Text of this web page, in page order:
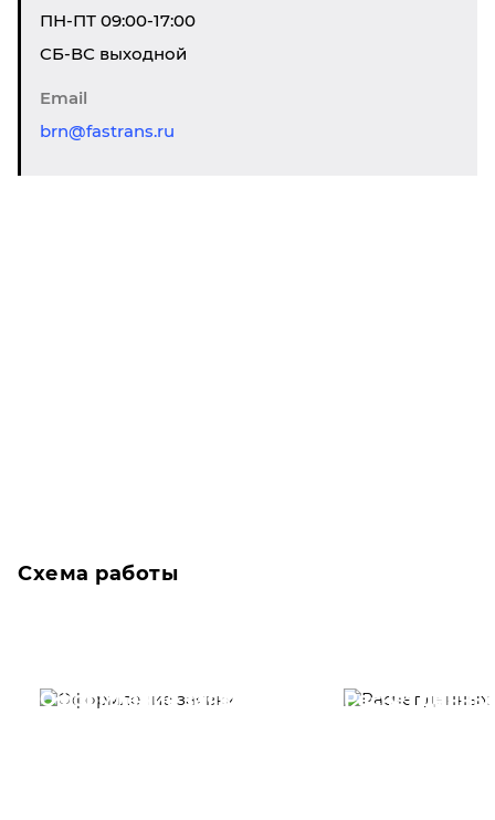
ПН-ПТ 09:00-17:00
CБ-ВС выходной
Email
brn@fastrans.ru
Схема работы
Оформление заявки Расчет